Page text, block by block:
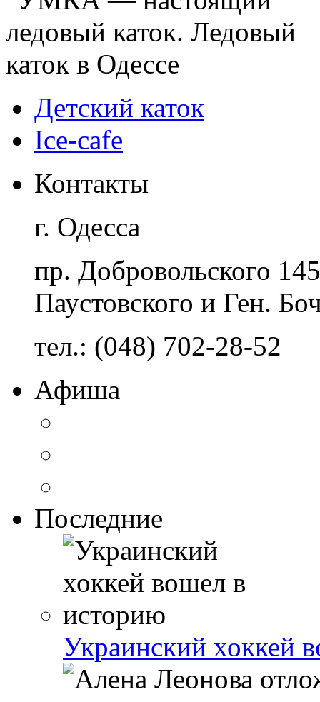
Детский каток
Ice-cafe
Контакты
г. Одесса
пр. Добровольского
Паустовского и Ген.
тел.: (048) 702-28-52
Афиша
Последние
Украинский хоккей